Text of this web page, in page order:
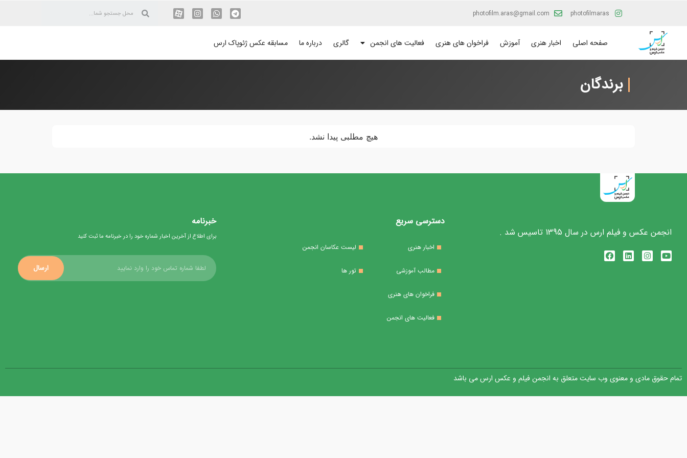
photofilmaras
photofilm.aras@gmail.com
صفحه اصلی اخبار هنری آموزش فراخوان های هنری فعالیت های انجمن گالری درباره ما مسابقه عکس ژئوپاک ارس
برندگان
هیچ مطلبی پیدا نشد.
انجمن عکس و فیلم ارس در سال 1395 تاسیس شد .
دسترسی سریع
اخبار هنری
مطالب آموزشی
فراخوان های هنری
فعالیت های انجمن
لیست عکاسان انجمن
تور ها
خبرنامه
برای اطلاع از آخرین اخبار شماره خود را در خبرنامه ما ثبت کنید
ارسال
تمام حقوق مادی و معنوی وب سایت متعلق به انجمن فیلم و عکس ارس می باشد ​